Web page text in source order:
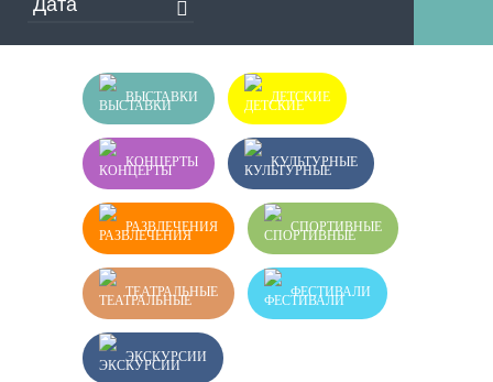
ВЫСТАВКИ ДЕТСКИЕ
КОНЦЕРТЫ КУЛЬТУРНЫЕ
РАЗВЛЕЧЕНИЯ СПОРТИВНЫЕ
ТЕАТРАЛЬНЫЕ ФЕСТИВАЛИ
ЭКСКУРСИИ